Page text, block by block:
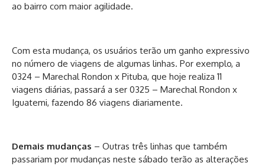
ao bairro com maior agilidade.
Com esta mudança, os usuários terão um ganho expressivo
no número de viagens de algumas linhas. Por exemplo, a
0324 – Marechal Rondon x Pituba, que hoje realiza 11
viagens diárias, passará a ser 0325 – Marechal Rondon x
Iguatemi, fazendo 86 viagens diariamente.
Demais mudanças – Outras três linhas que também
passariam por mudanças neste sábado terão as alterações